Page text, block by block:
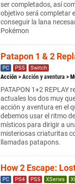
ser completados, así
objetivo será completar
conseguir la lana
Pokémon
Patapon 1 & 2
PC PS5 Switch
Acción > Acción y aventura >
PATAPON 1+2 REPLAY
actuales los dos muy
acción y aventura en el
debemos usar el ritmo
místicos para dirigir a
misteriosas criaturitas
llamadas patapons.
How 2 Escape:
PC PS4 PS5 XSeries